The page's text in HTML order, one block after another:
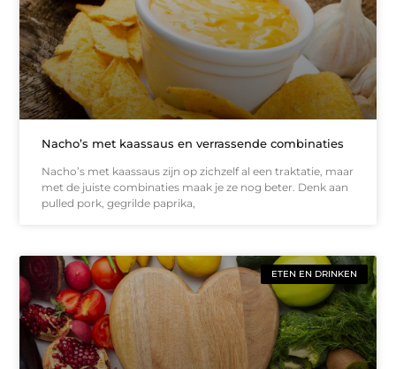
Nacho’s met kaassaus en verrassende combinaties
Nacho’s met kaassaus zijn op zichzelf al een traktatie, maar
met de juiste combinaties maak je ze nog beter. Denk aan
pulled pork, gegrilde paprika,
ETEN EN DRINKEN